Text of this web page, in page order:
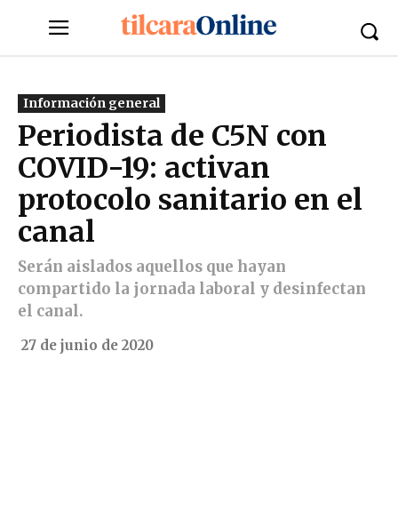
Información general
Periodista de C5N con
COVID-19: activan
protocolo sanitario en el
canal
Serán aislados aquellos que hayan
compartido la jornada laboral y desinfectan
el canal.
27 de junio de 2020